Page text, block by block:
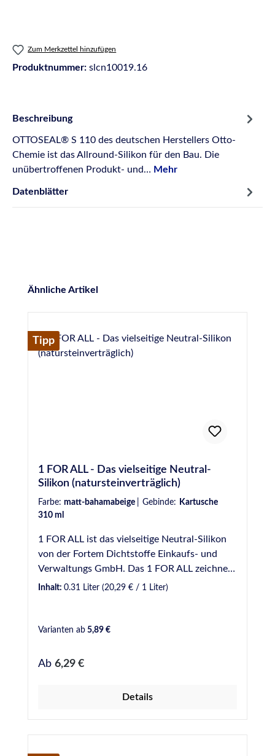
Zum Merkzettel hinzufügen
Produktnummer: slcn10019.16
Beschreibung
OTTOSEAL® S 110 des deutschen Herstellers Otto-
Chemie ist das Allround-Silikon für den Bau. Die
unübertroffenen Produkt- und… Mehr
Datenblätter
Produktgalerie überspringen
Ähnliche Artikel
Tipp
1 FOR ALL - Das vielseitige Neutral-
Silikon (natursteinverträglich)
Farbe: matt-bahamabeige Gebinde:
Kartusche
310 ml
1 FOR ALL ist das vielseitige Neutral-Silikon
von der Fortem Dichtstoffe Einkaufs- und
Verwaltungs GmbH. Das 1 FOR ALL zeichnet
sich aus, durch seine gute Verarbeitbarkeit
/ Karton Eigenschaften: Neutral vernetzender
Verursacht keine Verfettung an Natursteinen
Nicht korrosiv gegenüber ungeschützten
Widerstand gegen Schimmelbefall Sehr gute
Inhalt: 0.31 Liter (20,29 € / 1 Liter)
Varianten ab 5,89 €
Regulärer Preis:
Ab 6,29 €
Details